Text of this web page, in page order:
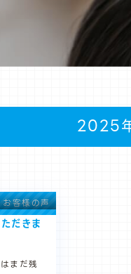
2025
だきま
お客様の声
まだ残